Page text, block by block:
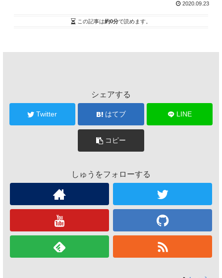
2020.09.23
この記事は約0分で読めます。
シェアする
Twitter はてブ LINE
コピー
しゅうをフォローする